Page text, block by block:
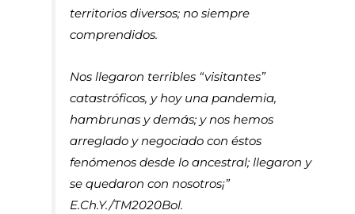
territorios diversos; no siempre
comprendidos.
Nos llegaron terribles “visitantes”
catastróficos, y hoy una pandemia,
hambrunas y demás; y nos hemos
arreglado y negociado con éstos
fenómenos desde lo ancestral; llegaron y
se quedaron con nosotros¡”
E.Ch.Y./TM2020Bol.